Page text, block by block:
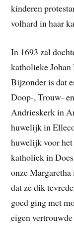
kinderen
volhard in haar
In 1693 zal
katholieke
Bijzonder is dat
Doop-, Trouw-
Andrieskerk in
huwelijk in
huwelijk voor
katholiek in
onze
dat ze dik
goed ging met
eigen